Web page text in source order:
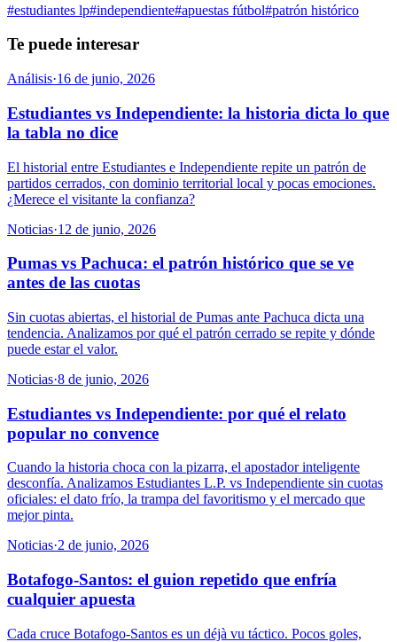
#estudiantes lp#independiente#apuestas fútbol#patrón histórico
Te puede interesar
Análisis·16 de junio, 2026
Estudiantes vs Independiente: la historia dicta lo que
la tabla no dice
El historial entre Estudiantes e Independiente repite un patrón de
partidos cerrados, con dominio territorial local y pocas emociones.
¿Merece el visitante la confianza?
Noticias·12 de junio, 2026
Pumas vs Pachuca: el patrón histórico que se ve
antes de las cuotas
Sin cuotas abiertas, el historial de Pumas ante Pachuca dicta una
tendencia. Analizamos por qué el patrón cerrado se repite y dónde
puede estar el valor.
Noticias·8 de junio, 2026
Estudiantes vs Independiente: por qué el relato
popular no convence
Cuando la historia choca con la pizarra, el apostador inteligente
desconfía. Analizamos Estudiantes L.P. vs Independiente sin cuotas
oficiales: el dato frío, la trampa del favoritismo y el mercado que
mejor pinta.
Noticias·2 de junio, 2026
Botafogo-Santos: el guion repetido que enfría
cualquier apuesta
Cada cruce Botafogo-Santos es un déjà vu táctico. Pocos goles,